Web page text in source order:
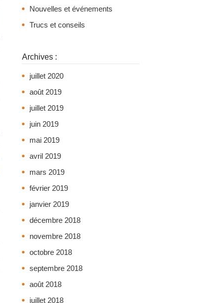
Nouvelles et événements
Trucs et conseils
Archives :
juillet 2020
août 2019
juillet 2019
juin 2019
mai 2019
avril 2019
mars 2019
février 2019
janvier 2019
décembre 2018
novembre 2018
octobre 2018
septembre 2018
août 2018
juillet 2018